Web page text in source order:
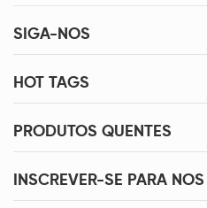
SIGA-NOS
HOT TAGS
PRODUTOS QUENTES
INSCREVER-SE PARA NOS